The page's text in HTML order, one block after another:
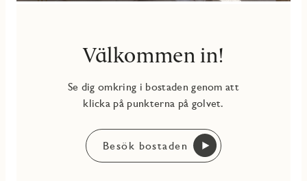
Välkommen in!
Se dig omkring i bostaden genom att
klicka på punkterna på golvet.
Besök bostaden